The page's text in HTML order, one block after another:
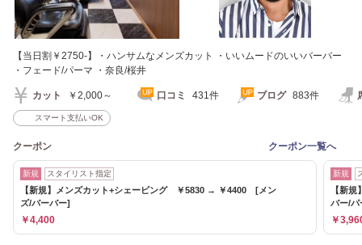
【当日割￥2750-】・ハンサムなメンズカット ・いいムードのいいバーバー
・フェード/パーマ ・奈良/桜井
カット ￥2,000～ 口コミ 431件 ブログ 883件
スマート支払いOK
クーポン クーポン一覧へ
新規 スタイリスト指定
【新規】メンズカット+シェービング ￥5830 → ￥4400 [メン
ズ/バーバー]
￥4,400
新規
【新
バー/パ
￥